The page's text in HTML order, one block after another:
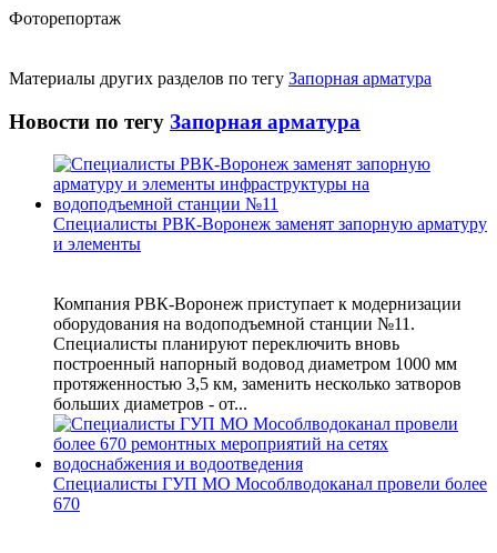
Фоторепортаж
Материалы других разделов по тегу Запорная арматура
Новости по тегу Запорная арматура
Специалисты РВК-Воронеж заменят запорную арматуру
и элементы
Компания РВК-Воронеж приступает к модернизации
оборудования на водоподъемной станции №11.
Специалисты планируют переключить вновь
построенный напорный водовод диаметром 1000 мм
протяженностью 3,5 км, заменить несколько затворов
больших диаметров - от...
Специалисты ГУП МО Мособлводоканал провели более
670